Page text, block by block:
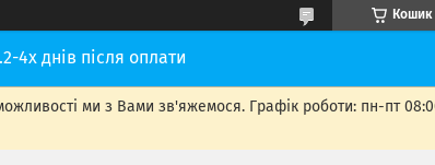
Кошик
4х днів після оплати
ми з Вами зв'яжемося. Графік роботи: пн-пт